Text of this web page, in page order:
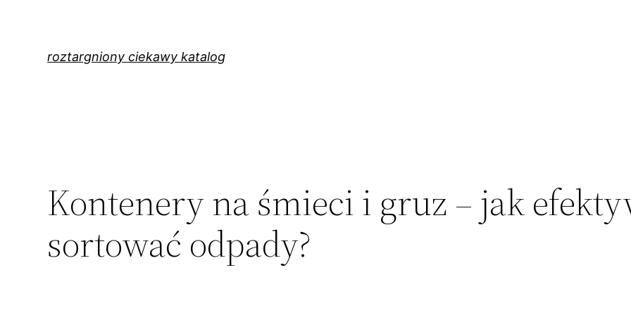
roztargniony ciekawy katalog
Kontenery na śmieci i gruz – jak
sortować odpady?